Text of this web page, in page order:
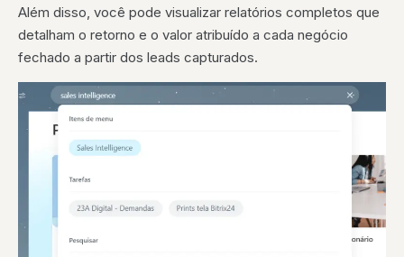
Além disso, você pode visualizar relatórios completos que
detalham o retorno e o valor atribuído a cada negócio
fechado a partir dos leads capturados.